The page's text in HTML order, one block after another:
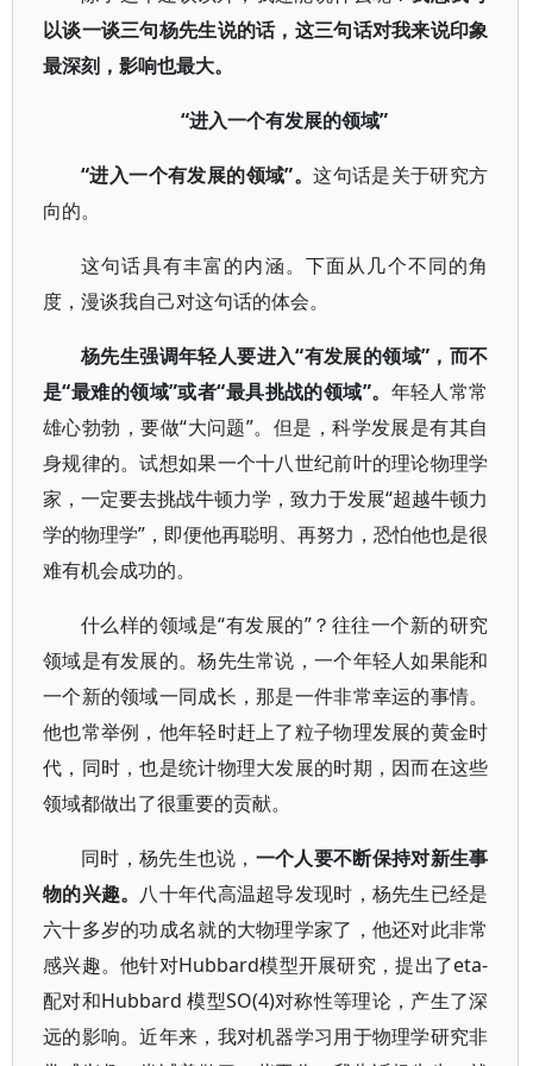
以谈一谈三句杨先生说的话，这三句话对我来说印象
最深刻，影响也最大。
“进入一个有发展的领域”
“进入一个有发展的领域”。这句话是关于研究方
向的。
这句话具有丰富的内涵。下面从几个不同的角
度，漫谈我自己对这句话的体会。
杨先生强调年轻人要进入“有发展的领域”，而不
是“最难的领域”或者“最具挑战的领域”。 年轻人常常
雄心勃勃，要做“大问题”。但是，科学发展是有其自
身规律的。试想如果一个十八世纪前叶的理论物理学
家，一定要去挑战牛顿力学，致力于发展“超越牛顿力
学的物理学”，即便他再聪明、再努力，恐怕他也是很
难有机会成功的。
什么样的领域是“有发展的”？往往一个新的研究
领域是有发展的。杨先生常说，一个年轻人如果能和
一个新的领域一同成长，那是一件非常幸运的事情。
他也常举例，他年轻时赶上了粒子物理发展的黄金时
代，同时，也是统计物理大发展的时期，因而在这些
领域都做出了很重要的贡献。
同时，杨先生也说， 一个人要不断保持对新生事
物的兴趣。 八十年代高温超导发现时，杨先生已经是
六十多岁的功成名就的大物理学家了，他还对此非常
感兴趣。他针对Hubbard模型开展研究，提出了eta-
配对和Hubbard 模型SO(4)对称性等理论，产生了深
远的影响。近年来，我对机器学习用于物理学研究非